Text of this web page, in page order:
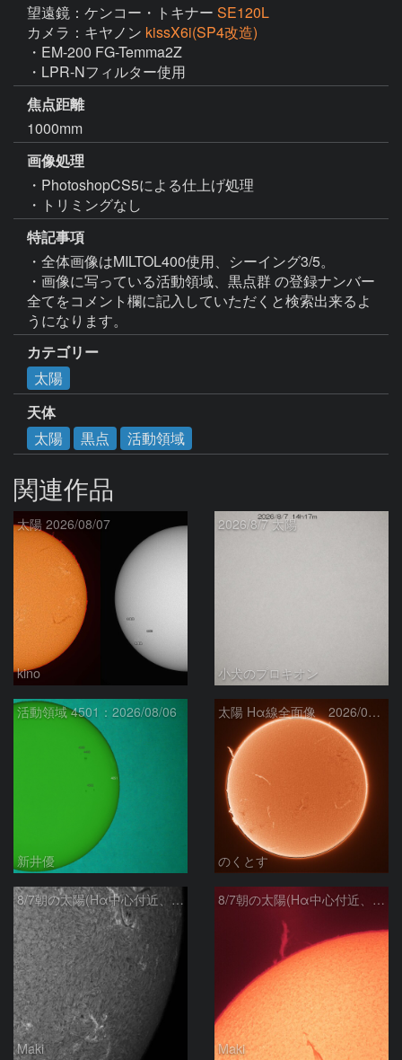
望遠鏡：ケンコー・トキナー SE120L
カメラ：キヤノン kissX6i(SP4改造)
・EM-200 FG-Temma2Z
・LPR-Nフィルター使用
焦点距離
1000mm
画像処理
・PhotoshopCS5による仕上げ処理
・トリミングなし
特記事項
・全体画像はMILTOL400使用、シーイング3/5。
・画像に写っている活動領域、黒点群 の登録ナンバー
全てをコメント欄に記入していただくと検索出来るよ
うになります。
カテゴリー
太陽
天体
太陽
黒点 活動領域
関連作品
太陽 2026/08/07
kino
2026/8/7 太陽
小犬のプロキオン
活動領域 4501：2026/08/06
新井優
太陽 Hα線全面像 2026/08/07
のくとす
8/7朝の太陽(Hα中心付近、4498、4502付近)
Maki
8/7朝の太陽(Hα中心付近、プロミネンス)
Maki